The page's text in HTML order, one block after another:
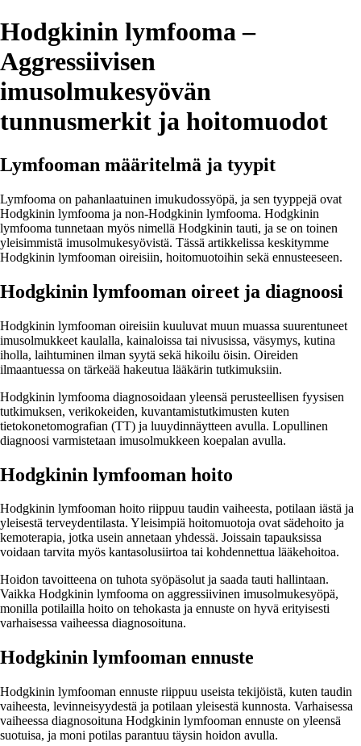
Hodgkinin lymfooma –
Aggressiivisen
imusolmukesyövän
tunnusmerkit ja hoitomuodot
Lymfooman määritelmä ja tyypit
Lymfooma on pahanlaatuinen imukudossyöpä, ja sen tyyppejä ovat
Hodgkinin lymfooma ja non-Hodgkinin lymfooma. Hodgkinin
lymfooma tunnetaan myös nimellä Hodgkinin tauti, ja se on toinen
yleisimmistä imusolmukesyövistä. Tässä artikkelissa keskitymme
Hodgkinin lymfooman oireisiin, hoitomuotoihin sekä ennusteeseen.
Hodgkinin lymfooman oireet ja diagnoosi
Hodgkinin lymfooman oireisiin kuuluvat muun muassa suurentuneet
imusolmukkeet kaulalla, kainaloissa tai nivusissa, väsymys, kutina
iholla, laihtuminen ilman syytä sekä hikoilu öisin. Oireiden
ilmaantuessa on tärkeää hakeutua lääkärin tutkimuksiin.
Hodgkinin lymfooma diagnosoidaan yleensä perusteellisen fyysisen
tutkimuksen, verikokeiden, kuvantamistutkimusten kuten
tietokonetomografian (TT) ja luuydinnäytteen avulla. Lopullinen
diagnoosi varmistetaan imusolmukkeen koepalan avulla.
Hodgkinin lymfooman hoito
Hodgkinin lymfooman hoito riippuu taudin vaiheesta, potilaan iästä ja
yleisestä terveydentilasta. Yleisimpiä hoitomuotoja ovat sädehoito ja
kemoterapia, jotka usein annetaan yhdessä. Joissain tapauksissa
voidaan tarvita myös kantasolusiirtoa tai kohdennettua lääkehoitoa.
Hoidon tavoitteena on tuhota syöpäsolut ja saada tauti hallintaan.
Vaikka Hodgkinin lymfooma on aggressiivinen imusolmukesyöpä,
monilla potilailla hoito on tehokasta ja ennuste on hyvä erityisesti
varhaisessa vaiheessa diagnosoituna.
Hodgkinin lymfooman ennuste
Hodgkinin lymfooman ennuste riippuu useista tekijöistä, kuten taudin
vaiheesta, levinneisyydestä ja potilaan yleisestä kunnosta. Varhaisessa
vaiheessa diagnosoituna Hodgkinin lymfooman ennuste on yleensä
suotuisa, ja moni potilas parantuu täysin hoidon avulla.